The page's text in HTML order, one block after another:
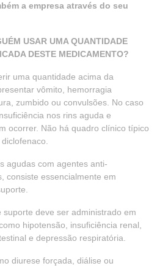
a empresa através do seu
USAR UMA QUANTIDADE
DESTE MEDICAMENTO?
uma quantidade acima da
vômito, hemorragia
zumbido ou convulsões. No caso
nos rins aguda e
ocorrer. Não há quadro clínico típico
agudas com agentes anti-
consiste essencialmente em
deve ser administrado em
hipotensão, insuficiência renal,
e depressão respiratória.
diurese forçada, diálise ou